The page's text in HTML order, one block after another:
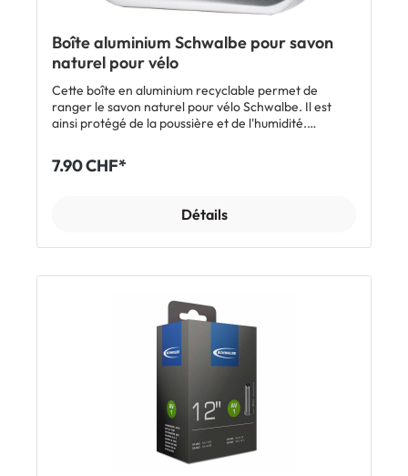
Boîte aluminium Schwalbe pour savon
naturel pour vélo
Cette boîte en aluminium recyclable permet de
ranger le savon naturel pour vélo Schwalbe. Il est
ainsi protégé de la poussière et de l'humidité.
savon Insert perforé pour un séchage rapide Look
rétro Inclus 1 x boîte en aluminium Schwalbe pour
7.90 CHF*
Détails